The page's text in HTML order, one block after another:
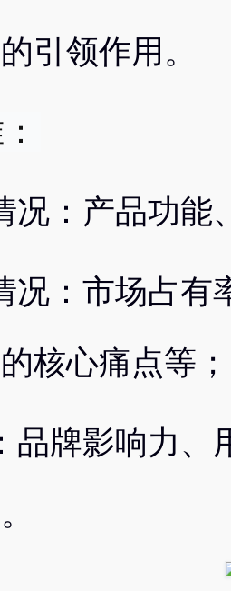
引领作用。
况：产品功能
况：市场占有
核心痛点等；
品牌影响力、